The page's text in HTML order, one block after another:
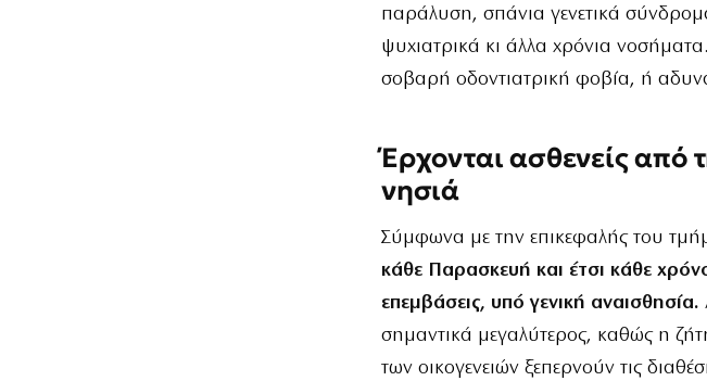
παράλυση, σπάνια γενετικά
ψυχιατρικά κι άλλα χρόνια
σοβαρή οδοντιατρική φοβία, ή
Έρχονται ασθενείς από
νησιά
Σύμφωνα με την επικεφαλής του
κάθε Παρασκευή και έτσι κάθε
επεμβάσεις, υπό γενική αναισθησία.
σημαντικά μεγαλύτερος, καθώς η
των οικογενειών ξεπερνούν τις